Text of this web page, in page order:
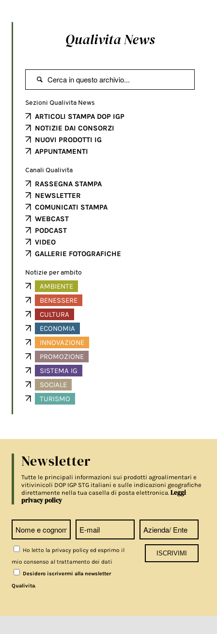
Qualivita News

Sezioni Qualivita News
ARTICOLI STAMPA DOP IGP
NOTIZIE DAI CONSORZI
NUOVI PRODOTTI IG
APPUNTAMENTI
Canali Qualivita
RASSEGNA STAMPA
NEWSLETTER
COMUNICATI STAMPA
WEBCAST
PODCAST
VIDEO
GALLERIE FOTOGRAFICHE
Notizie per ambito
AMBIENTE
BENESSERE
CULTURA
ECONOMIA
INNOVAZIONE
PROMOZIONE
SISTEMA IG
SOCIALE
TURISMO
Newsletter
Tutte le principali informazioni sui prodotti agroalimentari e
vitivinicoli DOP IGP STG italiani e sulle indicazioni geografiche
direttamente nella tua casella di posta elettronica.Leggi
privacy policy
Ho letto la privacy policy ed esprimo il
mio consenso al trattamento dei dati
Desidero iscrivermi alla newsletter
Qualivita.